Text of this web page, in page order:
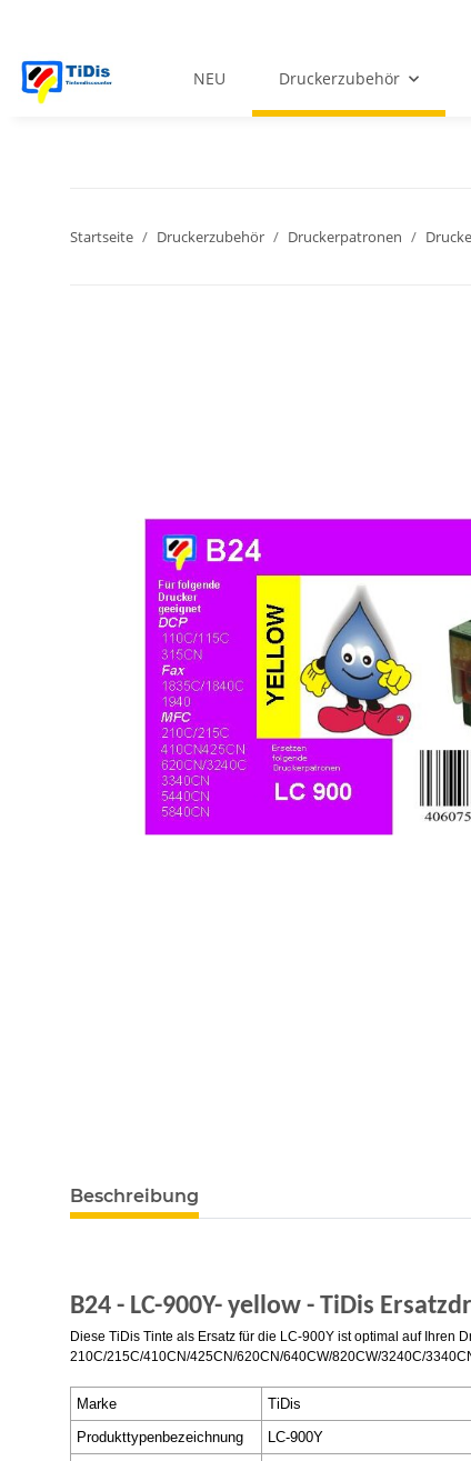
NEU Druckerzubehör
Startseite Druckerzubehör Druckerpatronen
Beschreibung
B24 - LC-900Y- yellow - TiDis
Diese TiDis Tinte als Ersatz für die LC-900Y ist optimal auf Ihren
210C/215C/410CN/425CN/620CN/640CW/820CW/3240C/
Marke
TiDis
Produkttypenbezeichnung
LC-900Y